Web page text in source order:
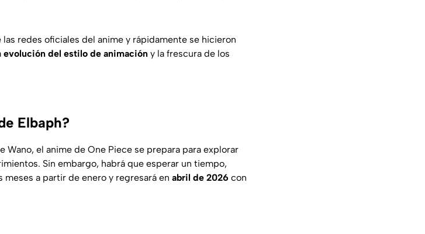
redes oficiales del anime y rápidamente se hicieron
evolución del estilo de animación y la frescura de los
Elbaph?
el anime de One Piece se prepara para explorar
Sin embargo, habrá que esperar un tiempo,
a partir de enero y regresará en abril de 2026 con